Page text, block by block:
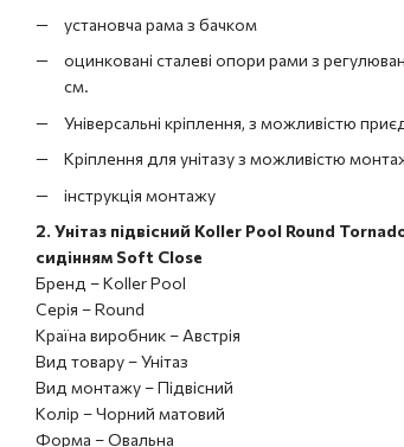
установча рама з бачком
оцинковані сталеві опори рами з
см.
Універсальні кріплення, з можливістю
Кріплення для унітазу з можливістю
інструкція монтажу
2. Унітаз підвісний Koller Pool Round
сидінням Soft Close
Бренд – Koller Pool
Серія – Round
Країна виробник – Австрія
Вид товару – Унітаз
Вид монтажу – Підвісний
Колір – Чорний матовий
Форма – Овальна